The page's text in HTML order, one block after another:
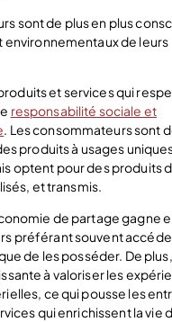
sont de plus en plus
environnementaux de leurs
et services qui
responsabilité sociale et
. Les consommateurs sont
produits à usages
optent pour des produits
et transmis.
de partage gagne
préférant souvent
de les posséder. De
à valoriser les
ce qui pousse les
qui enrichissent la vie